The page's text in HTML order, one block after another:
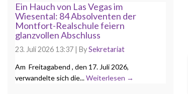
Ein Hauch von Las Vegas im
Wiesental: 84 Absolventen der
Montfort-Realschule feiern
glanzvollen Abschluss
23. Juli 2026 13:37 | BySekretariat
Am Freitagabend , den 17. Juli 2026,
verwandelte sich die...Weiterlesen →